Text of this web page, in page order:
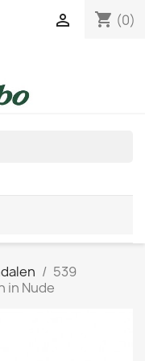
shopping_cart (0)

539
in Nude